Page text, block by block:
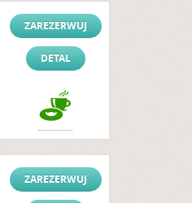
ZAREZERWUJ
DETAL
ZAREZERWUJ